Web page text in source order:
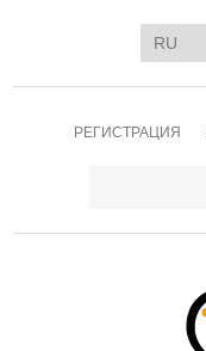
РЕГИСТРАЦИЯ